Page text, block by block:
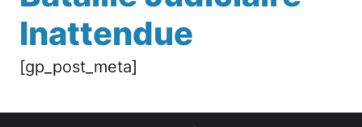
Inattendue
[gp_post_meta]